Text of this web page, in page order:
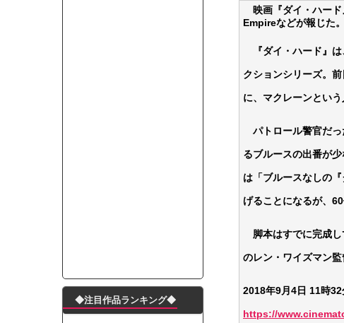
ランJ民ワイ、新しいランニングシューズを手に入れる
モーニングショー「視聴率5.2％！」テレビ朝日「ひた
出自が社長にバレて「愛人になれ」と脅された。辞め
子供部屋おじさんなんですがコード類の配線ぐちゃぐ
ポルシェが満を持して送り出す初EV 「タイカン」は
下半身トレーニング、太ももに自信ニキきてくれｗｗ
映画『ダイ・ハード
Empireなどが報じた。
『ダイ・ハード』は
クションシリーズ。
に、マクレーンとい
パトロール警官だっ
るブルースの出番が
は「ブルースなしの
げることになるが、
脚本はすでに完成し
のレン・ワイズマン
2018年9月4日 11時32
https://
◆注目作品ランキング◆